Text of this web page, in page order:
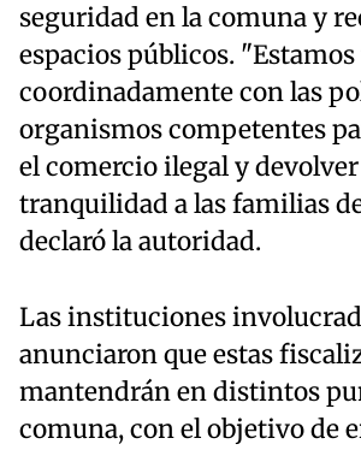
seguridad en la comuna y
espacios públicos.
coordinadamente con las
organismos competentes
el comercio ilegal y
tranquilidad a las familias
declaró la autoridad.
Las instituciones
anunciaron que estas
mantendrán en distintos
comuna, con el objetivo de